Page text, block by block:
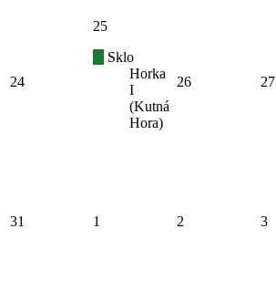
24
25
Sklo
Horka
I
(Kutná
Hora)
26 27
31 1 2 3